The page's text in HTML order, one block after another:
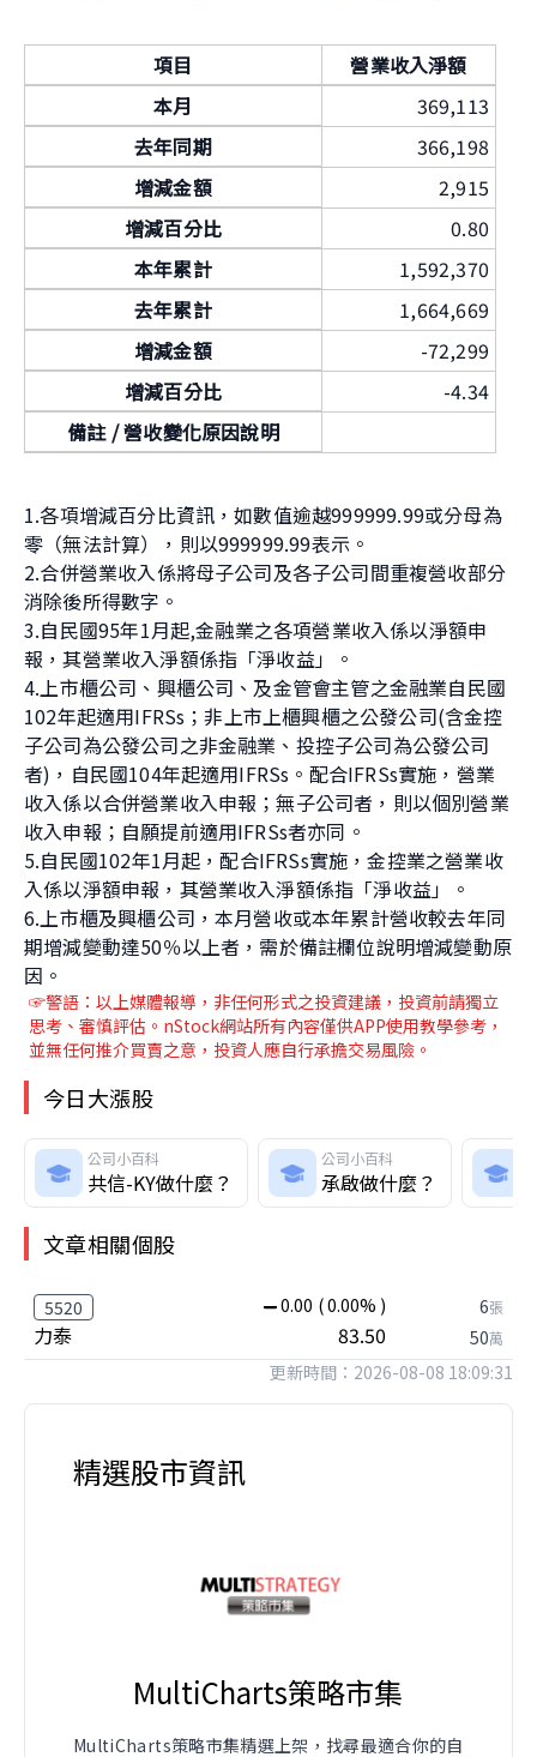
項目
營業收入淨額
本月
369,113
去年同期
366,198
增減金額
2,915
增減百分比
0.80
本年累計
1,592,370
去年累計
1,664,669
增減金額
-72,299
增減百分比
-4.34
備註 / 營收變化原因說明
1.各項增減百分比資訊，如數值逾越999999.99或分母為
零（無法計算），則以999999.99表示。
2.合併營業收入係將母子公司及各子公司間重複營收部分
消除後所得數字。
3.自民國95年1月起,金融業之各項營業收入係以淨額申
報，其營業收入淨額係指「淨收益」。
4.上市櫃公司、興櫃公司、及金管會主管之金融業自民國
102年起適用IFRSs；非上市上櫃興櫃之公發公司(含金控
子公司為公發公司之非金融業、投控子公司為公發公司
者)，自民國104年起適用IFRSs。配合IFRSs實施，營業
收入係以合併營業收入申報；無子公司者，則以個別營業
收入申報；自願提前適用IFRSs者亦同。
5.自民國102年1月起，配合IFRSs實施，金控業之營業收
入係以淨額申報，其營業收入淨額係指「淨收益」。
6.上市櫃及興櫃公司，本月營收或本年累計營收較去年同
期增減變動達50％以上者，需於備註欄位說明增減變動原
因。
☞警語：以上媒體報導 ，非任何形式之投資建議，投資前請獨立
思考、審慎評估。nStock網站所有內容僅供APP使用教學參考，
並無任何推介買賣之意，投資人應自行承擔交易風險。
今日大漲股
公司小百科
共信-KY做什麼？
公司小百科
承啟做什麼？
文章相關個股
5520 0.00 ( 0.00% )
力泰 83.50
6張
50萬
更新時間：2026-08-08 18:09:31
精選股市資訊
MultiCharts策略市集
MultiCharts策略市集精選上架，找尋最適合你的自